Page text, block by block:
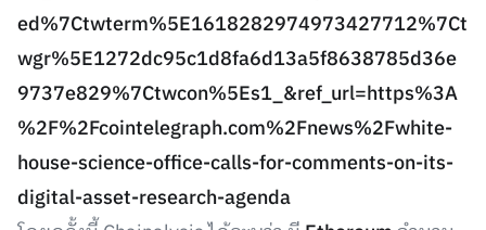
ed%7Ctwterm%5E1618282974973427712%7Ct
wgr%5E1272dc95c1d8fa6d13a5f8638785d36e
9737e829%7Ctwcon%5Es1_&ref_url=https%3A
%2F%2Fcointelegraph.com%2Fnews%2Fwhite-
house-science-office-calls-for-comments-on-its-
digital-asset-research-agenda